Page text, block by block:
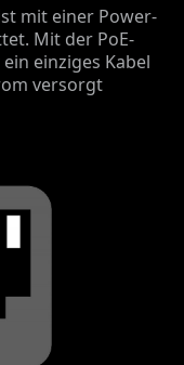
mit einer Power-
Mit der PoE-
einziges Kabel
versorgt